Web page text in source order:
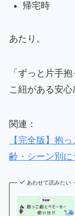
帰宅時
あたり。
「ずっと片手
こ紐がある安心
関連：
【完全版】抱
齢・シーン別
あわせて読みたい